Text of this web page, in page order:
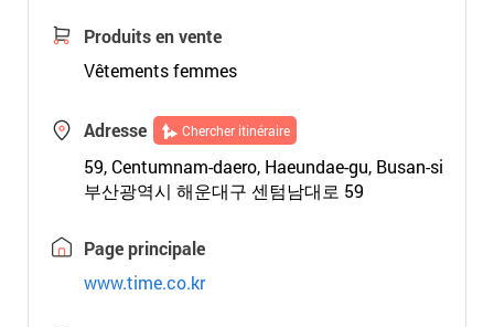
Produits en vente
Vêtements femmes
Adresse Chercher itinéraire
59, Centumnam-daero, Haeundae-gu, Busan-si
부산광역시 해운대구 센텀남대로 59
Page principale
www.time.co.kr